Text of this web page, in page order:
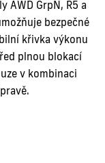
AWD GrpN, R5 a
bezpečné
křivka výkonu
plnou blokací
v kombinaci